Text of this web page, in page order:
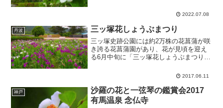
見られる沙羅は、インドの沙羅双樹とは
平家物語に出てくる沙羅...
2022.07.08
丹波 三ッ塚花しょうぶまつり
三ッ塚史跡公園には約2万株の花菖蒲が咲
き誇る花菖蒲園があり、花が見頃を迎え
る6月中旬に「三ッ塚花しょうぶまつり」
り日程 2017年6月11日(日)場所 三ッ塚
ントの詳細...
2017.06.11
神戸
沙羅の花と一弦琴の鑑賞会2017
有馬温泉 念仏寺